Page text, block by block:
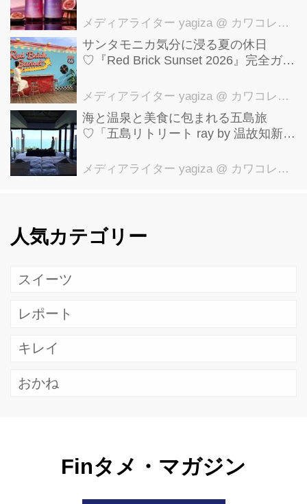
メディアライター yagiza @ カワコレメディア編集部
サンタモニカ気分に浸る夏の休日
♡『Red Brick Sunset 2026』完全ガイ
メディアライター yagiza @ カワコレメディア編集部
海と温泉と美食に包まれる五島旅
♡「五島リトリート ray by 温故知新」
メディアライター yagiza @ カワコレメディア編集部
人気カテゴリー
スイーツ
レポート
キレイ
おかね
Finタメ・マガジン